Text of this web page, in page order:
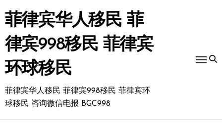
转
到
内
容
菲律宾华人移民 菲
律宾998移民 菲律宾
环球移民
菲律宾华人移民 菲律宾998移民 菲律宾环
球移民 咨询微信电报 BGC998